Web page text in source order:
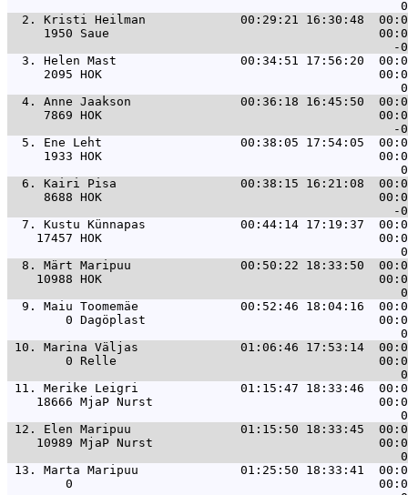
  2.
Kristi Heilman             00:29:21 16:30:48
1950 Saue
  3.
Helen Mast                 00:34:51 17:56:20
2095 HOK
  4.
Anne Jaakson               00:36:18 16:45:50
7869 HOK
  5.
Ene Leht                   00:38:05 17:54:05
1933 HOK
  6.
Kairi Pisa                 00:38:15 16:21:08
8688 HOK
  7.
Kustu Künnapas             00:44:14 17:19:37
17457 HOK
  8.
Märt Maripuu               00:50:22 18:33:50
10988 HOK
  9.
Maiu Toomemäe              00:52:46 18:04:16
0 Dagöplast
10. Marina Väljas              01:06:46 17:53:14
0 Relle
11. Merike Leigri              01:15:47 18:33:46
18666 MjaP Nurst
12. Elen Maripuu               01:15:50 18:33:45
10989 MjaP Nurst
13. Marta Maripuu              01:25:50 18:33:41
0